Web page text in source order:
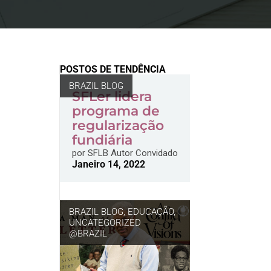
POSTOS DE TENDÊNCIA
BRAZIL BLOG
SFLer lidera
programa de
regularização
fundiária
porSFLB Autor Convidado
Janeiro 14, 2022
BRAZIL BLOG,EDUCAÇÃO,
UNCATEGORIZED
@BRAZIL